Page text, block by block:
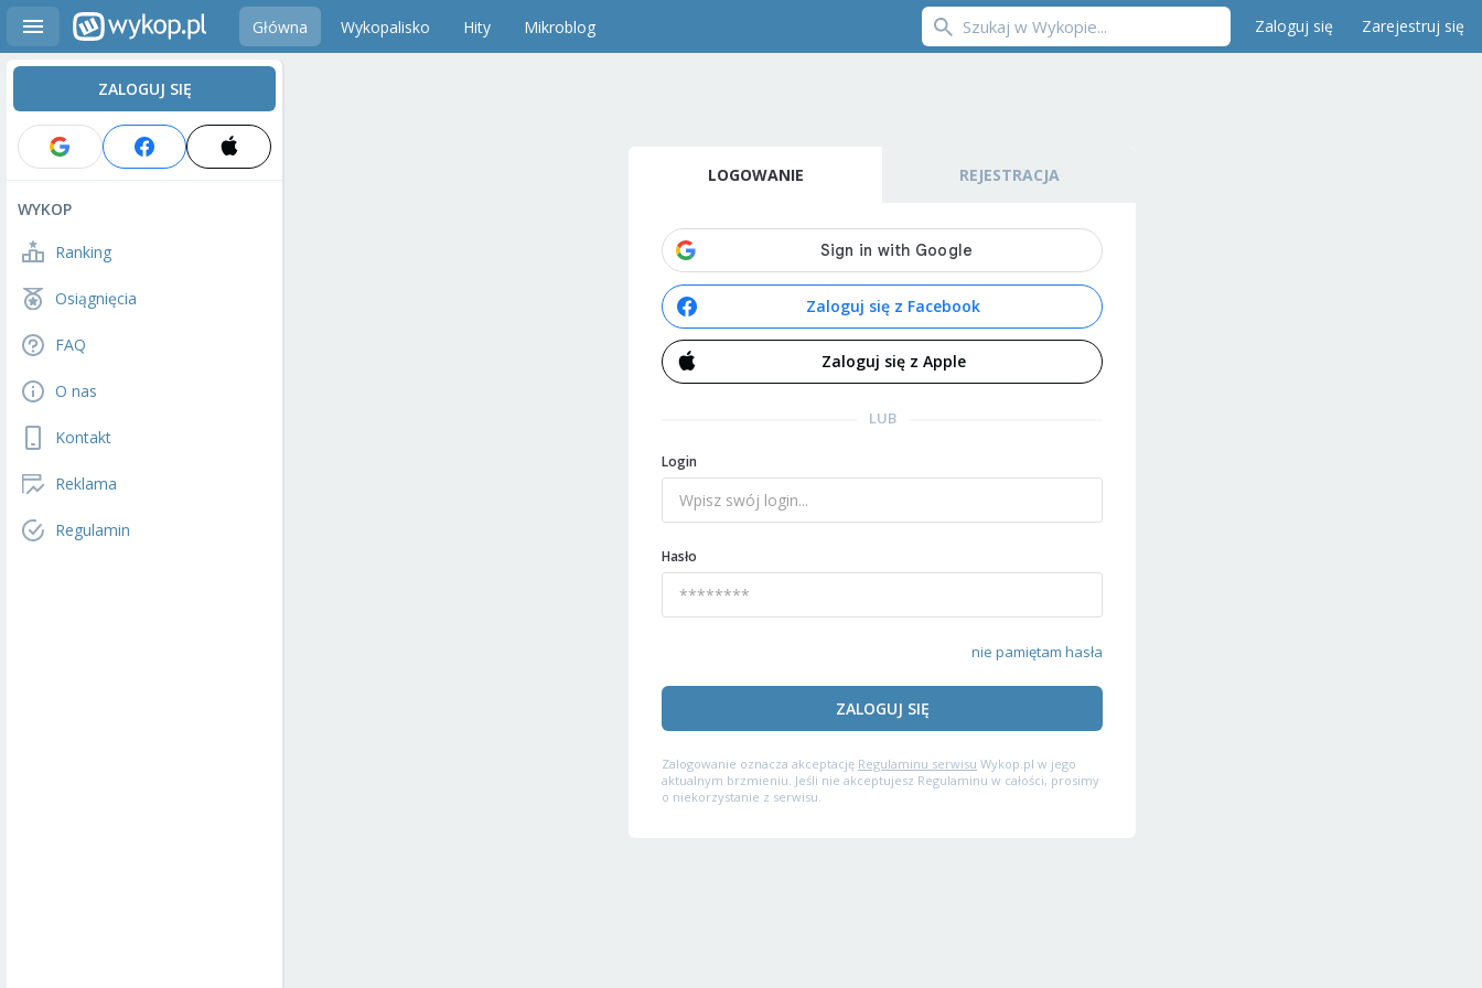
Główna Wykopalisko Hity Mikroblog Zaloguj się Zarejestruj się
ZALOGUJ SIĘ
WYKOP
Ranking
Osiągnięcia
FAQ
O nas
Kontakt
Reklama
Regulamin
LOGOWANIE REJESTRACJA
Zaloguj się z Facebook
Zaloguj się z Apple
LUB
Login
Hasło
nie pamiętam hasła
ZALOGUJ SIĘ
Zalogowanie oznacza akceptację Regulaminu serwisu Wykop.pl w jego
aktualnym brzmieniu. Jeśli nie akceptujesz Regulaminu w całości, prosimy
o niekorzystanie z serwisu.